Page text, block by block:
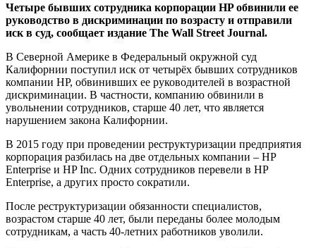
Четыре бывших сотрудника корпорации HP обвинили ее
руководство в дискриминации по возрасту и отправили
иск в суд, сообщает издание The Wall Street Journal.
В Северной Америке в Федеральный окружной суд
Калифорнии поступил иск от четырёх бывших сотрудников
компании HP, обвинивших ее руководителей в возрастной
дискриминации. В частности, компанию обвинили в
увольнении сотрудников, старше 40 лет, что является
нарушением закона Калифорнии.
В 2015 году при проведении реструктуризации предприятия
корпорация разбилась на две отдельных компании – HP
Enterprise и HP Inc. Одних сотрудников перевели в HP
Enterprise, а других просто сократили.
После реструктуризации обязанности специалистов,
возрастом старше 40 лет, были переданы более молодым
сотрудникам, а часть 40-летних работников уволили.